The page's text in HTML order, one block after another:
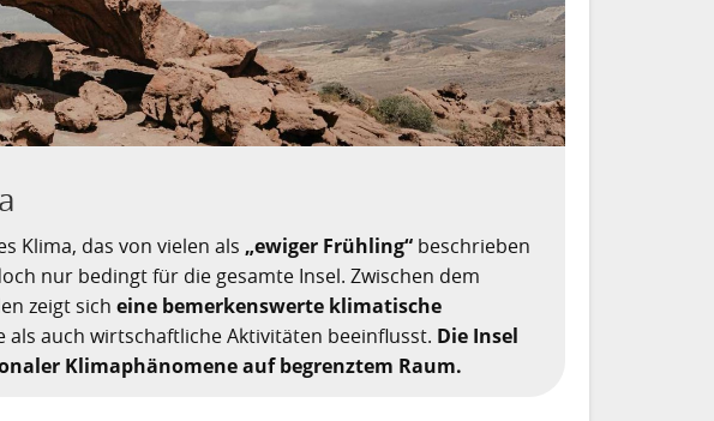
Klima, das von vielen als „ewiger Frühling“ beschrieben
nur bedingt für die gesamte Insel. Zwischen dem
zeigt sicheine bemerkenswerte klimatische
als auch wirtschaftliche Aktivitäten beeinflusst. Die Insel
Klimaphänomene auf begrenztem Raum.